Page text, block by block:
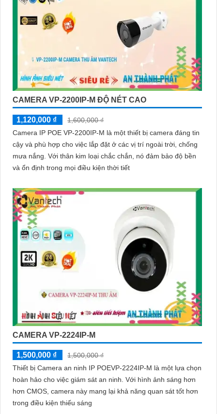
CAMERA VP-2200IP-M ĐỘ NÉT CAO
1,120,000 ₫
1,600,000 ₫
Camera IP POE VP-2200IP-M là một thiết bị camera đáng tin
cậy và phù hợp cho việc lắp đặt ở các vị trí ngoài trời, chống
mưa nắng. Với thân kim loại chắc chắn, nó đảm bảo độ bền
và ổn định trong mọi điều kiện thời tiết
CAMERA VP-2224IP-M
1,500,000 ₫
1,500,000 ₫
Thiết bị Camera an ninh IP POEVP-2224IP-M là một lựa chọn
hoàn hảo cho việc giám sát an ninh. Với hình ảnh sáng hơn
hơn CMOS, camera này mang lại khả năng quan sát tốt hơn
trong điều kiện thiếu sáng